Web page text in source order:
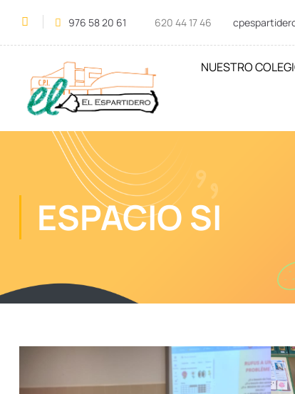
976 58 20 61 620 44 17 46
NUESTRO
ESPACIO SI